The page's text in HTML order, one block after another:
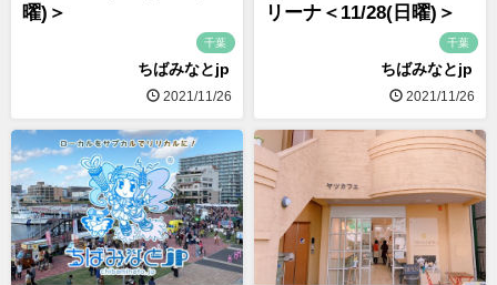
曜)＞
千葉
ちばみなとjp
2021/11/26
リーナ＜11/28(日曜)＞
千葉
ちばみなとjp
2021/11/26